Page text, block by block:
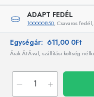
ADAPT FEDÉL
100000850, Csavaros
Egységár: 611,00 0Ft
Árak ÁFÁ-val, szállítási költség